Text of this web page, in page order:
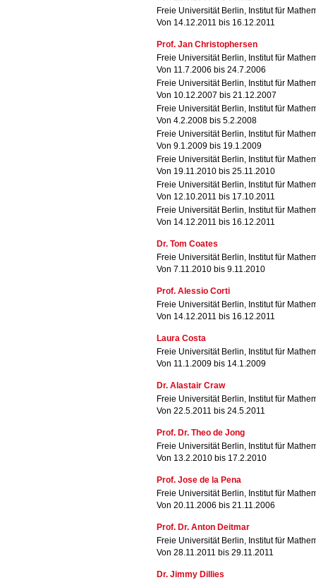
Freie Universität Berlin, Institut für
Von 14.12.2011 bis 16.12.2011
Prof. Jan Christophersen
Freie Universität Berlin, Institut für
Von 11.7.2006 bis 24.7.2006
Freie Universität Berlin, Institut für
Von 10.12.2007 bis 21.12.2007
Freie Universität Berlin, Institut für
Von 4.2.2008 bis 5.2.2008
Freie Universität Berlin, Institut für
Von 9.1.2009 bis 19.1.2009
Freie Universität Berlin, Institut für
Von 19.11.2010 bis 25.11.2010
Freie Universität Berlin, Institut für
Von 12.10.2011 bis 17.10.2011
Freie Universität Berlin, Institut für
Von 14.12.2011 bis 16.12.2011
Dr. Tom Coates
Freie Universität Berlin, Institut für
Von 7.11.2010 bis 9.11.2010
Prof. Alessio Corti
Freie Universität Berlin, Institut für
Von 14.12.2011 bis 16.12.2011
Laura Costa
Freie Universität Berlin, Institut für
Von 11.1.2009 bis 14.1.2009
Dr. Alastair Craw
Freie Universität Berlin, Institut für
Von 22.5.2011 bis 24.5.2011
Prof. Dr. Theo de Jong
Freie Universität Berlin, Institut für
Von 13.2.2010 bis 17.2.2010
Prof. Jose de la Pena
Freie Universität Berlin, Institut für
Von 20.11.2006 bis 21.11.2006
Prof. Dr. Anton Deitmar
Freie Universität Berlin, Institut für
Von 28.11.2011 bis 29.11.2011
Dr. Jimmy Dillies